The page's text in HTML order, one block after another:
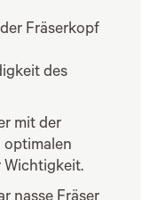
Fräserkopf
des
mit der
optimalen
Wichtigkeit.